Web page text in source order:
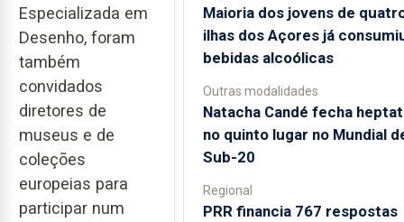
Especializada em
Desenho, foram
também
convidados
diretores de
museus e de
coleções
europeias para
participar num
Maioria dos jovens de
ilhas dos Açores já
bebidas alcoólicas
Outras modalidades
Natacha Candé fecha
no quinto lugar no Mundial
Sub-20
Regional
PRR financia 767 respostas